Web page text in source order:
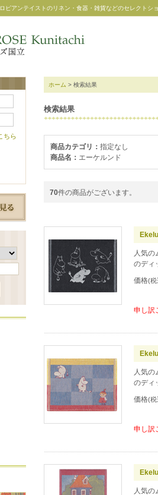
ピアンテイストのリネン・食器・雑貨などのセレクト
ちら
ホーム > 検索結果
検索結果
商品カテゴリ： 指定なし
商品名： エーケルンド
70件の商品がございます。
人気の
のディ
価格(税
申し訳
人気の
のディ
価格(税
申し訳
人気の